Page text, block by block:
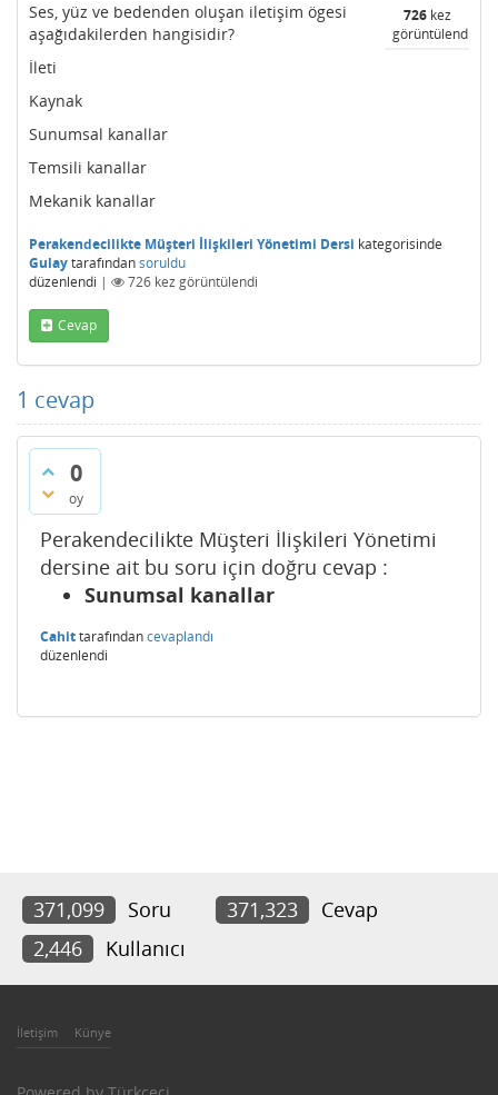
726 kez
görüntülendi
Ses, yüz ve bedenden oluşan iletişim ögesi
aşağıdakilerden hangisidir?
İleti
Kaynak
Sunumsal kanallar
Temsili kanallar
Mekanik kanallar
Perakendecilikte Müşteri İlişkileri Yönetimi Dersi kategorisinde
Gulaytarafındansoruldu
düzenlendi | 726 kez görüntülendi
Cevap
1 cevap
0
oy
Perakendecilikte Müşteri İlişkileri Yönetimi
dersine ait bu soru için doğru cevap :
Sunumsal kanallar
Cahittarafındancevaplandı
düzenlendi
371,099 Soru 371,323
Cevap
2,446
Kullanıcı
İletişim Künye